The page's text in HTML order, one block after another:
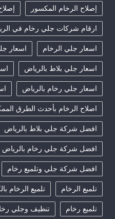
إصلاح الرخام المكسور
ارقام شركات جلي رخام في
اسعار جلي الرخام اسعار
اسعار جلي بلاط بالرياض
اسعار جلي رخام بالرياض
اصلاح الرخام بأحدث الطرق
افضل شركة جلي بلاط بالرياض
افضل شركة جلي رخام بالرياض
افضل شركة جلي وتلميع رخام
تلميع الرخام تلميع الرخام
تلميع رخام تنظيف وجلي